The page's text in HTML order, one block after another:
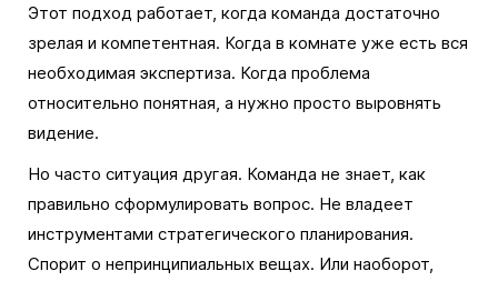
Этот подход работает, когда команда достаточно
зрелая и компетентная. Когда в комнате уже есть вся
необходимая экспертиза. Когда проблема
относительно понятная, а нужно просто выровнять
видение.
Но часто ситуация другая. Команда не знает, как
правильно сформулировать вопрос. Не владеет
инструментами стратегического планирования.
Спорит о непринципиальных вещах. Или наоборот,